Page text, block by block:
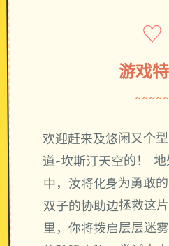
♡
游戏
~~~~~
欢迎赶来及悠闲又个
道-坎斯汀天空的！
中，汝将化身为勇敢
双子的协助边拯救这
里，你将拨启层层迷